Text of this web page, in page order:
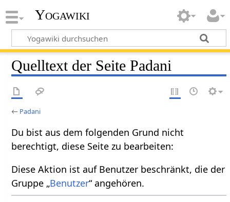
Yogawiki
Quelltext der Seite Padani
← Padani
Du bist aus dem folgenden Grund nicht
berechtigt, diese Seite zu bearbeiten:
Diese Aktion ist auf Benutzer beschränkt, die der
Gruppe „Benutzer“ angehören.